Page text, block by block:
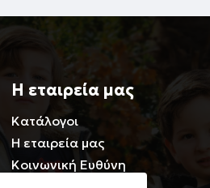
Η εταιρεία μας
Κατάλογοι
Η εταιρεία μας
Κοινωνική Ευθύνη